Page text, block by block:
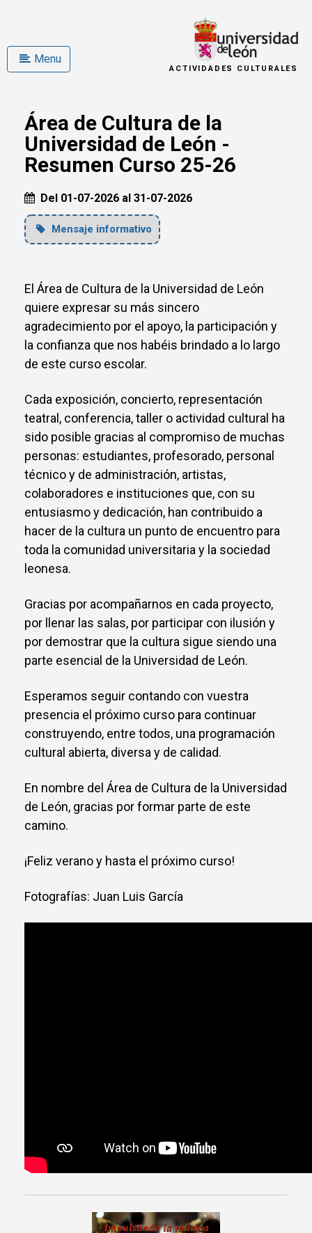
Menu
ACTIVIDADES CULTURALES
Área de Cultura de la
Universidad de León -
Resumen Curso 25-26
Del 01-07-2026 al 31-07-2026
Mensaje informativo
El Área de Cultura de la Universidad de León
quiere expresar su más sincero
agradecimiento por el apoyo, la participación y
la confianza que nos habéis brindado a lo largo
de este curso escolar.
Cada exposición, concierto, representación
teatral, conferencia, taller o actividad cultural ha
sido posible gracias al compromiso de muchas
personas: estudiantes, profesorado, personal
técnico y de administración, artistas,
colaboradores e instituciones que, con su
entusiasmo y dedicación, han contribuido a
hacer de la cultura un punto de encuentro para
toda la comunidad universitaria y la sociedad
leonesa.
Gracias por acompañarnos en cada proyecto,
por llenar las salas, por participar con ilusión y
por demostrar que la cultura sigue siendo una
parte esencial de la Universidad de León.
Esperamos seguir contando con vuestra
presencia el próximo curso para continuar
construyendo, entre todos, una programación
cultural abierta, diversa y de calidad.
En nombre del Área de Cultura de la Universidad
de León, gracias por formar parte de este
camino.
¡Feliz verano y hasta el próximo curso!
Fotografías: Juan Luis García